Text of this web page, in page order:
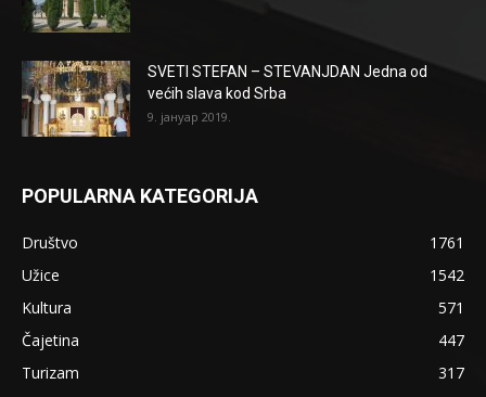
SVETI STEFAN – STEVANJDAN Jedna od
većih slava kod Srba
9. јануар 2019.
POPULARNA KATEGORIJA
Društvo
1761
Užice
1542
Kultura
571
Čajetina
447
Turizam
317